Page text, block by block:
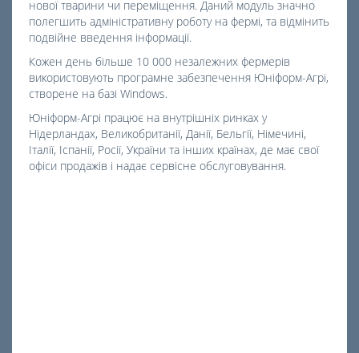
нової тварини чи переміщення. Даний модуль значно
полегшить адміністративну роботу на фермі, та відмінить
подвійне введення інформації.
Кожен день більше 10 000 незалежних фермерів
використовують програмне забезпечення Юніформ-Агрі,
створене на базі Windows.
Юніформ-Агрі працює на внутрішніх ринках у
Нідерландах, Великобританії, Данії, Бельгії, Німечині,
Італії, Іспанії, Росії, України та інших країнах, де має свої
офіси продажів і надає сервісне обслуговування.